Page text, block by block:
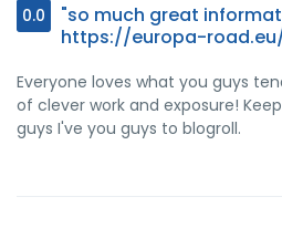
0.0
"so much great
https://europa-
Everyone loves what you guys
of clever work and exposure!
guys I've you guys to blogroll.